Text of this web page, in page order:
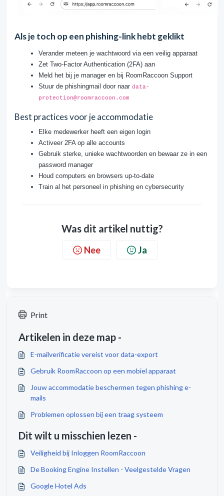
Als je toch op een phishing-link hebt geklikt
Verander meteen je wachtwoord via een veilig apparaat
Zet Two-Factor Authentication (2FA) aan
Meld het bij je manager en bij RoomRaccoon Support
Stuur de phishingmail door naar data-
protection@roomraccoon.com
Best practices voor je accommodatie
Elke medewerker heeft een eigen login
Activeer 2FA op alle accounts
Gebruik sterke, unieke wachtwoorden en bewaar ze in een
password manager
Houd computers en browsers up-to-date
Train al het personeel in phishing en cybersecurity
Was dit artikel nuttig?
Nee Ja
Print
Artikelen in deze map -
E-mailverificatie vereist voor data-export
Gebruik RoomRaccoon op een mobiel apparaat
Jouw accommodatie beschermen tegen phishing e-
mails
Problemen oplossen bij een traag systeem
Dit wilt u misschien lezen -
Veiligheid bij Inloggen RoomRaccoon
De Booking Engine Instellen - Veelgestelde Vragen
Google Hotel Ads